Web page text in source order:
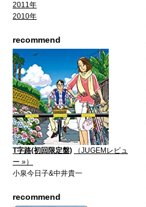
2011年
2010年
recommend
T字路(初回限定盤)
（JUGEMレビュ
ー »）
小泉今日子&中井貴一
recommend